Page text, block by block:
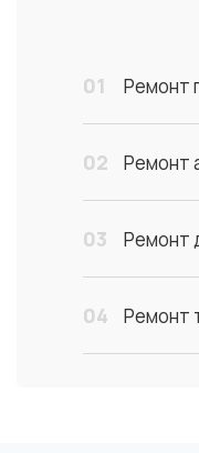
01 Ремонт
02 Ремонт
03 Ремонт
04 Ремонт